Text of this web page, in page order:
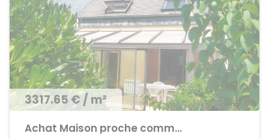
3317.65 € / m²
Achat Maison proche commerces